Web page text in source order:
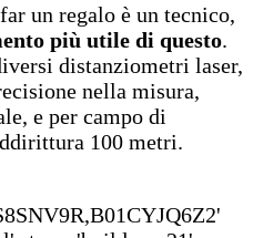
un regalo è un tecnico,
più utile di questo.
distanziometri laser,
nella misura,
e per campo di
100 metri.